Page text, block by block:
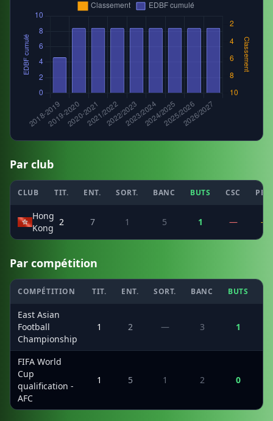
Par club
CLUB TIT. ENT. SORT. BANC BUTS CSC
Hong
Kong
2 7 1 5 1 — —
Par compétition
COMPÉTITION TIT. ENT. SORT. BANC BUTS
East Asian
Football
Championship
1 2 — 3 1
FIFA World
Cup
qualification -
AFC
1 5 1 2 0